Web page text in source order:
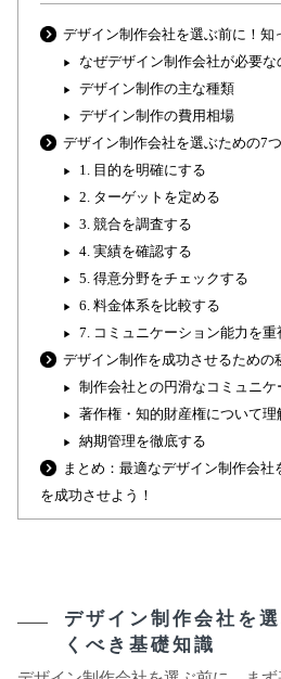
デザイン制作会社を選ぶ前に！知
なぜデザイン制作会社が必要な
デザイン制作の主な種類
デザイン制作の費用相場
デザイン制作会社を選ぶための7
1. 目的を明確にする
2. ターゲットを定める
3. 競合を調査する
4. 実績を確認する
5. 得意分野をチェックする
6. 料金体系を比較する
7. コミュニケーション能力を重
デザイン制作を成功させるための
制作会社との円滑なコミュニケ
著作権・知的財産権について理
納期管理を徹底する
まとめ：最適なデザイン制作会社
を成功させよう！
デザイン制作会社を
くべき基礎知識